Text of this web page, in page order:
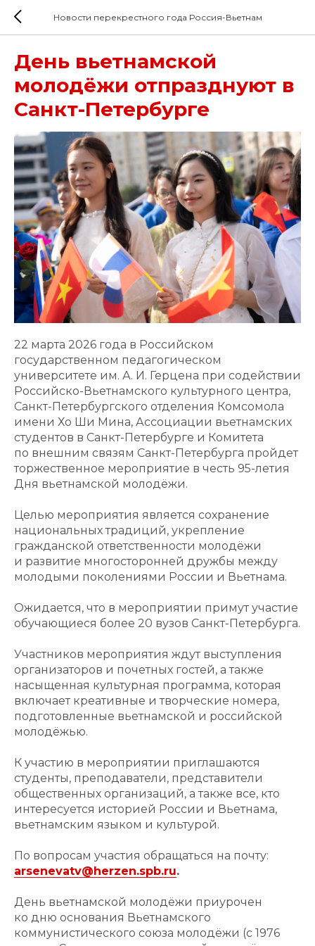
Новости перекрестного года Россия-Вьетнам
День вьетнамской
молодёжи отпразднуют в
Санкт-Петербурге
22 марта 2026 года в Российском
государственном педагогическом
университете им. А. И. Герцена при содействии
Российско-Вьетнамского культурного центра,
Санкт-Петербургского отделения Комсомола
имени Хо Ши Мина, Ассоциации вьетнамских
студентов в Санкт-Петербурге и Комитета
по внешним связям Санкт-Петербурга пройдет
торжественное мероприятие в честь 95-летия
Дня вьетнамской молодёжи.
Целью мероприятия является сохранение
национальных традиций, укрепление
гражданской ответственности молодёжи
и развитие многосторонней дружбы между
молодыми поколениями России и Вьетнама.
Ожидается, что в мероприятии примут участие
обучающиеся более 20 вузов Санкт-Петербурга.
Участников мероприятия ждут выступления
организаторов и почетных гостей, а также
насыщенная культурная программа, которая
включает креативные и творческие номера,
подготовленные вьетнамской и российской
молодёжью.
К участию в мероприятии приглашаются
студенты, преподаватели, представители
общественных организаций, а также все, кто
интересуется историей России и Вьетнама,
вьетнамским языком и культурой.
По вопросам участия обращаться на почту:
arsenevatv@herzen.spb.ru.
День вьетнамской молодёжи приурочен
ко дню основания Вьетнамского
коммунистического союза молодёжи (с 1976